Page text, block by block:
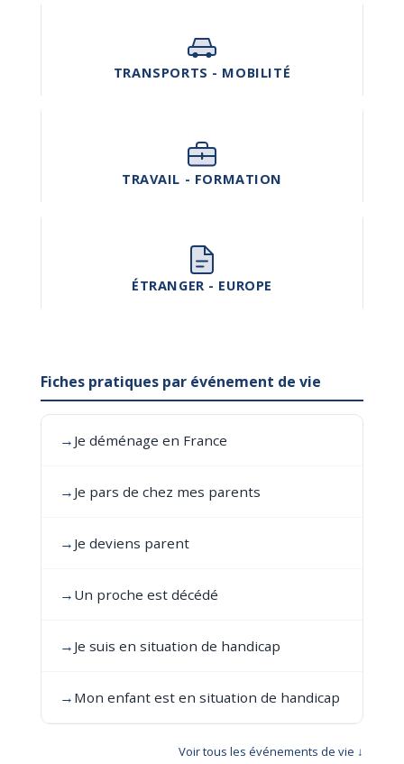
TRANSPORTS - MOBILITÉ
TRAVAIL - FORMATION
ÉTRANGER - EUROPE
Fiches pratiques par événement de vie
→ Je déménage en France
→ Je pars de chez mes parents
→ Je deviens parent
→ Un proche est décédé
→ Je suis en situation de handicap
→ Mon enfant est en situation de handicap
Voir tous les événements de vie ↓